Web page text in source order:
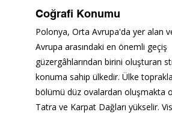
Coğrafi Konumu
Polonya, Orta Avrupa'da yer alan
Avrupa arasındaki en önemli geçiş
güzergâhlarından birini oluşturan
konuma sahip ülkedir. Ülke
bölümü düz ovalardan oluşmakta
Tatra ve Karpat Dağları yükselir.